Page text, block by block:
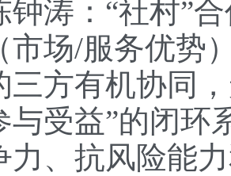
：“社村”合
市场/服务优势
三方有机协同
与受益”的闭环
力、抗风险能